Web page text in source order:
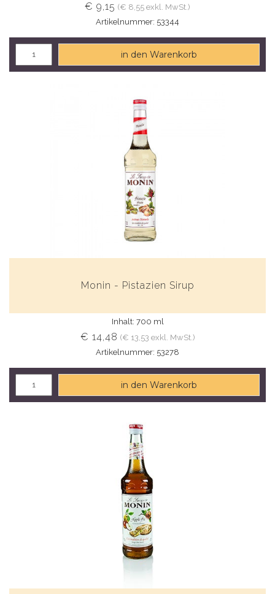
€ 9,15 (€ 8,55 exkl. MwSt.)
Artikelnummer: 53344
in den Warenkorb
Monin - Pistazien Sirup
Inhalt: 700 ml
€ 14,48 (€ 13,53 exkl. MwSt.)
Artikelnummer: 53278
in den Warenkorb